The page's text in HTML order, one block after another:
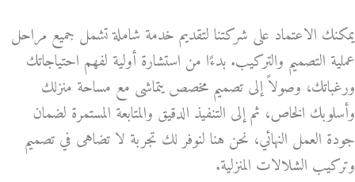
يمكنك الاعتماد على شركتنا لتقديم خدمة شاملة تشمل جميع مراحل
عملية التصميم والتركيب. بدءًا من استشارة أولية لفهم احتياجاتك
ورغباتك، وصولاً إلى تصميم مخصص يتماشى مع مساحة منزلك
وأسلوبك الخاص، ثم إلى التنفيذ الدقيق والمتابعة المستمرة لضمان
جودة العمل النهائي، نحن هنا لنوفر لك تجربة لا تضاهى في تصميم
وتركيب الشلالات المنزلية.